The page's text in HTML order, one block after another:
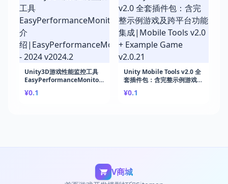
Unity3D游戏性能监控工具
EasyPerformanceMonitor
绍|EasyPerformanceMonitor
¥0.1
Unity Mobile Tools v2.0 全
套插件包：含完整示例游戏及
Tools v2.0 + Example
¥0.1
V商城